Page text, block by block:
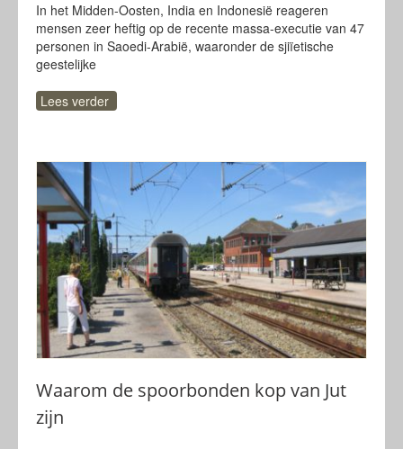
In het Midden-Oosten, India en Indonesië reageren
mensen zeer heftig op de recente massa-executie van 47
personen in Saoedi-Arabië, waaronder de sjiïetische
geestelijke
Lees verder
Waarom de spoorbonden kop van Jut
zijn